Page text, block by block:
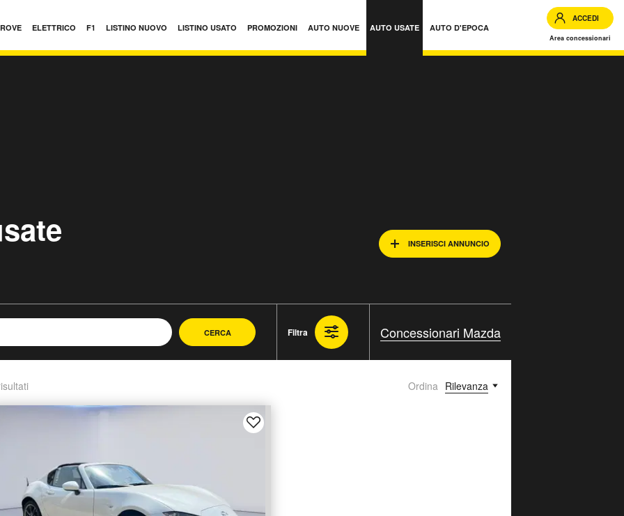
ELETTRICO F1 LISTINO NUOVO LISTINO USATO PROMOZIONI AUTO NUOVE AUTO USATE AUTO D'EPOCA
ACCEDI
Area concessionari
INSERISCI ANNUNCIO
CERCA Filtra Concessionari Mazda
Ordina Rilevanza